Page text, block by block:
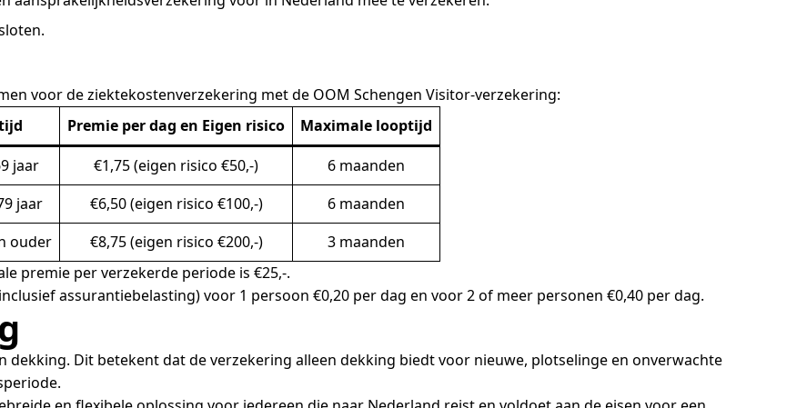
voor de ziektekostenverzekering met de OOM Schengen Visitor-verzekering:
Premie per dag en Eigen risico
Maximale looptijd
jaar
€1,75 (eigen risico €50,-)
6 maanden
jaar
€6,50 (eigen risico €100,-)
6 maanden
ouder
€8,75 (eigen risico €200,-)
3 maanden
premie per verzekerde periode is €25,-.
assurantiebelasting) voor 1 persoon €0,20 per dag en voor 2 of meer personen €0,40 per dag.
dekking. Dit betekent dat de verzekering alleen dekking biedt voor nieuwe, plotselinge en onverwachte